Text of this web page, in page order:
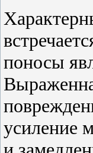
поносы
усиление